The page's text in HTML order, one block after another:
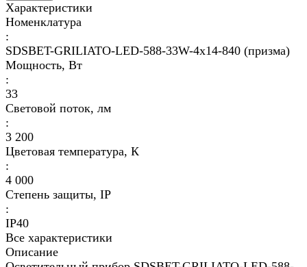
Характеристики
Номенклатура
:
SDSBET-GRILIATO-LED-588-33W-4x14-840 (призма)
Мощность, Вт
:
33
Световой поток, лм
:
3 200
Цветовая температура, К
:
4 000
Степень защиты, IP
:
IP40
Все характеристики
Описание